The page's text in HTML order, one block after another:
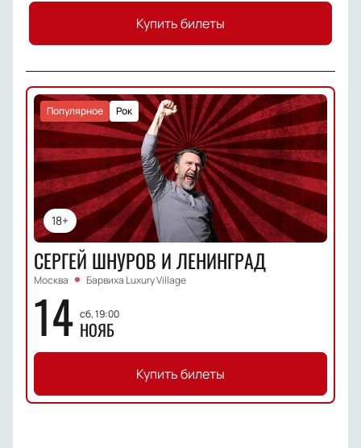
Купить билеты
18+
Рок
Популярное
СЕРГЕЙ ШНУРОВ И ЛЕНИНГРАД
Москва Барвиха Luxury Village
14 сб, 19:00
НОЯБ
Купить билеты